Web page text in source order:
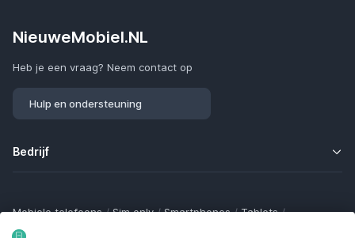
NieuweMobiel.NL
Heb je een vraag? Neem contact op
Hulp en ondersteuning
Bedrijf
Mobiele telefoons / Sim only / Smartphones / Tablets /
Smartwatches